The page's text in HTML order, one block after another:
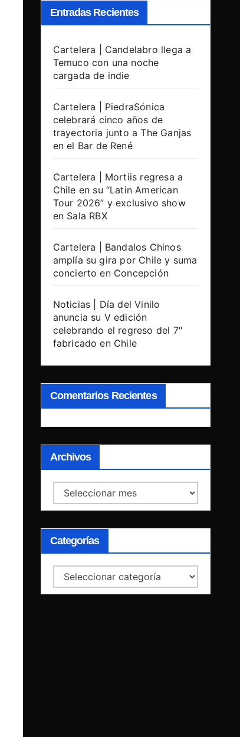
Entradas Recientes
Cartelera | Candelabro llega a
Temuco con una noche
cargada de indie
Cartelera | PiedraSónica
celebrará cinco años de
trayectoria junto a The Ganjas
en el Bar de René
Cartelera | Mortiis regresa a
Chile en su “Latin American
Tour 2026” y exclusivo show
en Sala RBX
Cartelera | Bandalos Chinos
amplía su gira por Chile y suma
concierto en Concepción
Noticias | Día del Vinilo
anuncia su V edición
celebrando el regreso del 7″
fabricado en Chile
Comentarios Recientes
Archivos
Archivos
Categorías
Categorías